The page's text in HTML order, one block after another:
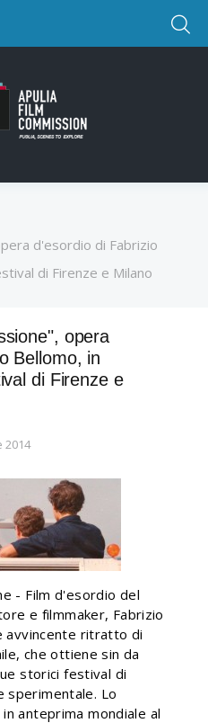
d'esordio di Fabrizio
di Firenze e Milano
opera
Bellomo, in
di Firenze e
2014
- Film d'esordio del
e filmmaker, Fabrizio
avvincente ritratto di
che ottiene sin da
storici festival di
sperimentale. Lo
anteprima mondiale al